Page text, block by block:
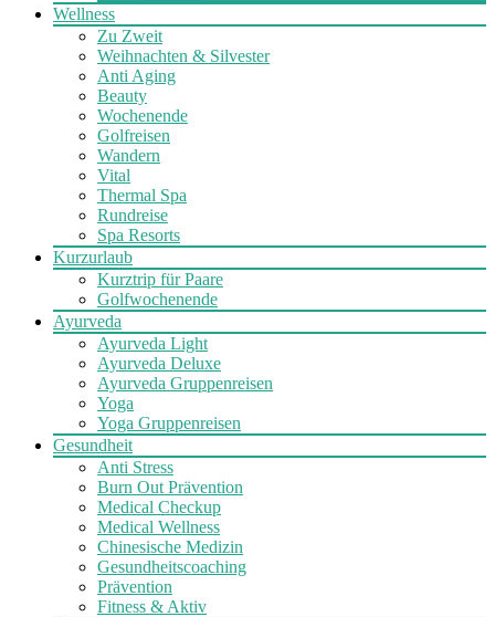
Wellness
Zu Zweit
Weihnachten & Silvester
Anti Aging
Beauty
Wochenende
Golfreisen
Wandern
Vital
Thermal Spa
Rundreise
Spa Resorts
Kurzurlaub
Kurztrip für Paare
Golfwochenende
Ayurveda
Ayurveda Light
Ayurveda Deluxe
Ayurveda Gruppenreisen
Yoga
Yoga Gruppenreisen
Gesundheit
Anti Stress
Burn Out Prävention
Medical Checkup
Medical Wellness
Chinesische Medizin
Gesundheitscoaching
Prävention
Fitness & Aktiv